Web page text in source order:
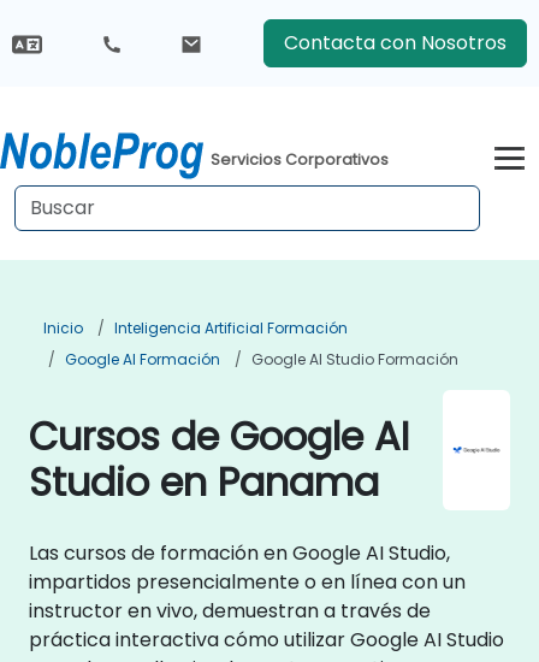
Contacta con Nosotros
Servicios Corporativos
Inicio
Inteligencia Artificial Formación
Google AI Formación
Google AI Studio Formación
Cursos de Google AI
Studio en Panama
Las cursos de formación en Google AI Studio,
impartidos presencialmente o en línea con un
instructor en vivo, demuestran a través de
práctica interactiva cómo utilizar Google AI Studio